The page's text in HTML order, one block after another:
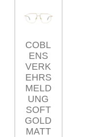
COBL
ENS
VERK
EHRS
MELD
UNG
SOFT
GOLD
MATT